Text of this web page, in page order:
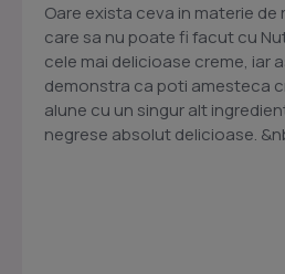
Oare exista ceva in materie
care sa nu poate fi facut cu
cele mai delicioase creme, iar
demonstra ca poti amesteca
alune cu un singur alt
negrese absolut delicioase.